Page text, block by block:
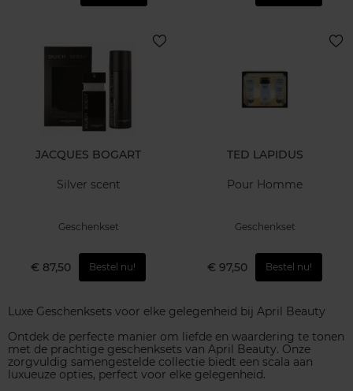
JACQUES BOGART
Silver scent
Geschenkset
€ 87,50 Bestel nu!
TED LAPIDUS
Pour Homme
Geschenkset
€ 97,50 Bestel nu!
Luxe Geschenksets voor elke gelegenheid bij April Beauty
Ontdek de perfecte manier om liefde en waardering te tonen
met de prachtige geschenksets van April Beauty. Onze
zorgvuldig samengestelde collectie biedt een scala aan
luxueuze opties, perfect voor elke gelegenheid.